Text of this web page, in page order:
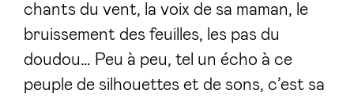
chants du vent, la voix de sa maman, le
bruissement des feuilles, les pas du
doudou… Peu à peu, tel un écho à ce
peuple de silhouettes et de sons, c’est sa